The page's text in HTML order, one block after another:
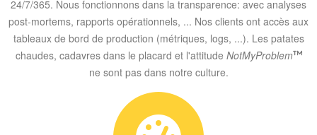
24/7/365. Nous fonctionnons dans la transparence: avec analyses
post-mortems, rapports opérationnels, ... Nos clients ont accès aux
tableaux de bord de production (métriques, logs, ...). Les patates
chaudes, cadavres dans le placard et l'attitude NotMyProblem
ne sont pas dans notre culture.